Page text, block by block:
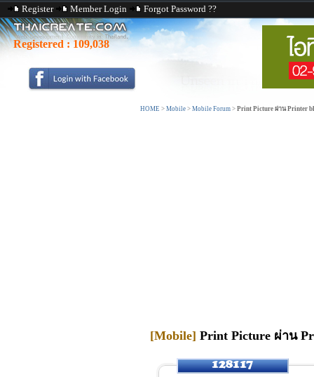
Register Member Login Forgot Password ??
Registered : 109,038
HOME > Mobile > Mobile Forum > Print Picture ผ่าน Printer
[Mobile] Print Picture ผ่าน